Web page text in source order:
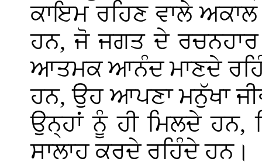
ਕਾਇਮ ਰਹਿਣ ਵਾਲੇ
ਹਨ, ਜੋ ਜਗਤ ਦੇ
ਆਤਮਕ ਆਨੰਦ ਮਾਣਦੇ
ਹਨ, ਉਹ ਆਪਣਾ ਮਨੁੱਖਾ
ਉਨ੍ਹਾਂ ਨੂੰ ਹੀ ਮਿਲਦੇ ਹਨ,
ਸਾਲਾਹ ਕਰਦੇ ਰਹਿੰਦੇ ਹਨ।